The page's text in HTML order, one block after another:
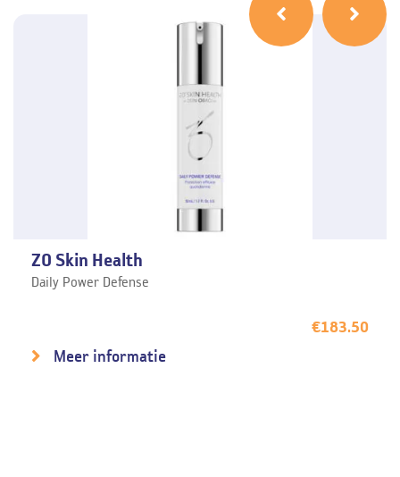
ZO Skin Health
Daily Power Defense
€183.50
Meer informatie